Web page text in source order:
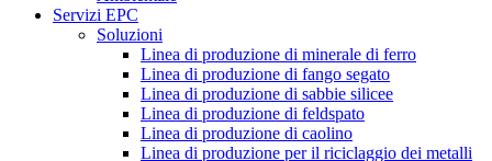
Servizi EPC
Soluzioni
Linea di produzione di minerale di ferro
Linea di produzione di fango segato
Linea di produzione di sabbie silicee
Linea di produzione di feldspato
Linea di produzione di caolino
Linea di produzione per il riciclaggio dei metalli